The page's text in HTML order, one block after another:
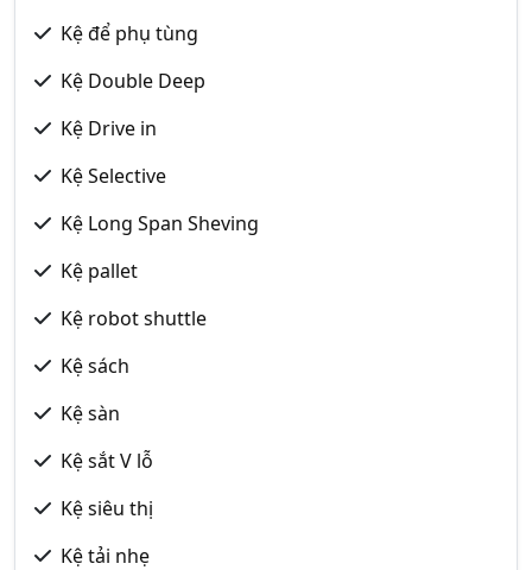
Kệ để phụ tùng
Kệ Double Deep
Kệ Drive in
Kệ Selective
Kệ Long Span Sheving
Kệ pallet
Kệ robot shuttle
Kệ sách
Kệ sàn
Kệ sắt V lỗ
Kệ siêu thị
Kệ tải nhẹ